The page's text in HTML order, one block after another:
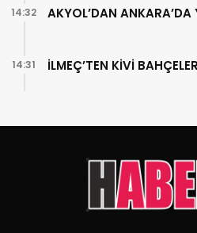
AKYOL’DAN
14:32
İLMEÇ’TEN KİVİ
14:31